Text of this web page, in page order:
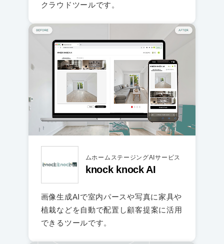
クラウドツールです。
ムホームステージングAIサービス
knock knock AI
画像生成AIで室内パースや写真に家具や
植栽などを自動で配置し顧客提案に活用
できるツールです。